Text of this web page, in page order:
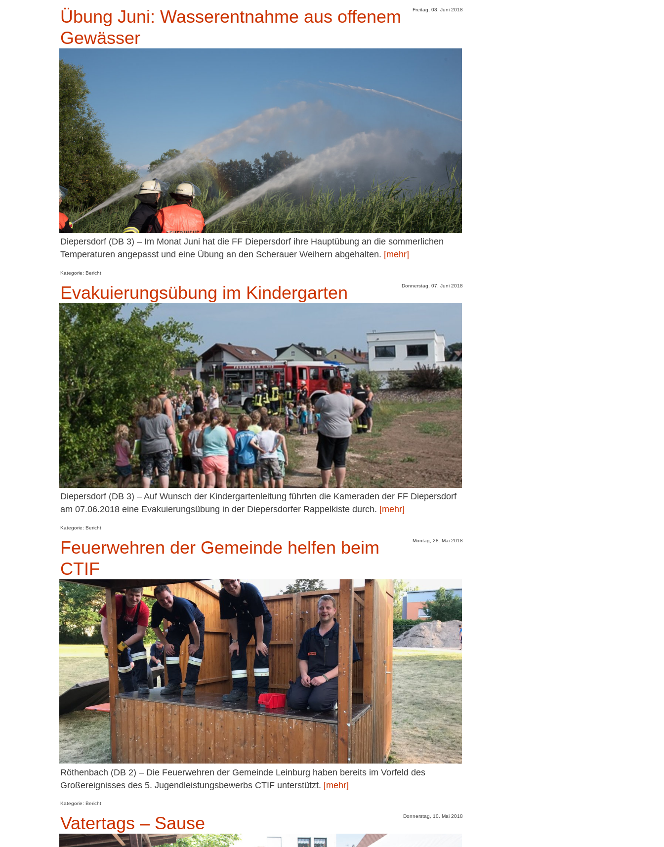
Freitag, 08. Juni 2018
Übung Juni: Wasserentnahme aus offenem
Gewässer
Diepersdorf (DB 3) – Im Monat Juni hat die FF Diepersdorf ihre Hauptübung an die sommerlichen
Temperaturen angepasst und eine Übung an den Scherauer Weihern abgehalten. [mehr]
Kategorie: Bericht
Donnerstag, 07. Juni 2018
Evakuierungsübung im Kindergarten
Diepersdorf (DB 3) – Auf Wunsch der Kindergartenleitung führten die Kameraden der FF Diepersdorf
am 07.06.2018 eine Evakuierungsübung in der Diepersdorfer Rappelkiste durch. [mehr]
Kategorie: Bericht
Montag, 28. Mai 2018
Feuerwehren der Gemeinde helfen beim
CTIF
Röthenbach (DB 2) – Die Feuerwehren der Gemeinde Leinburg haben bereits im Vorfeld des
Großereignisses des 5. Jugendleistungsbewerbs CTIF unterstützt. [mehr]
Kategorie: Bericht
Donnerstag, 10. Mai 2018
Vatertags – Sause